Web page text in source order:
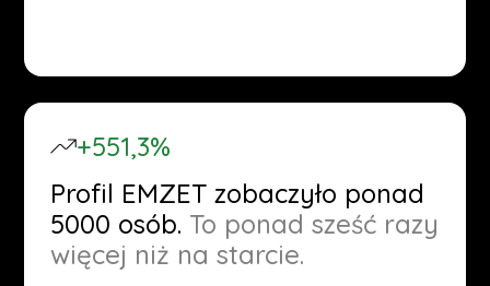
+551,3%
Profil EMZET zobaczyło ponad
5000 osób. To ponad sześć razy
więcej niż na starcie.